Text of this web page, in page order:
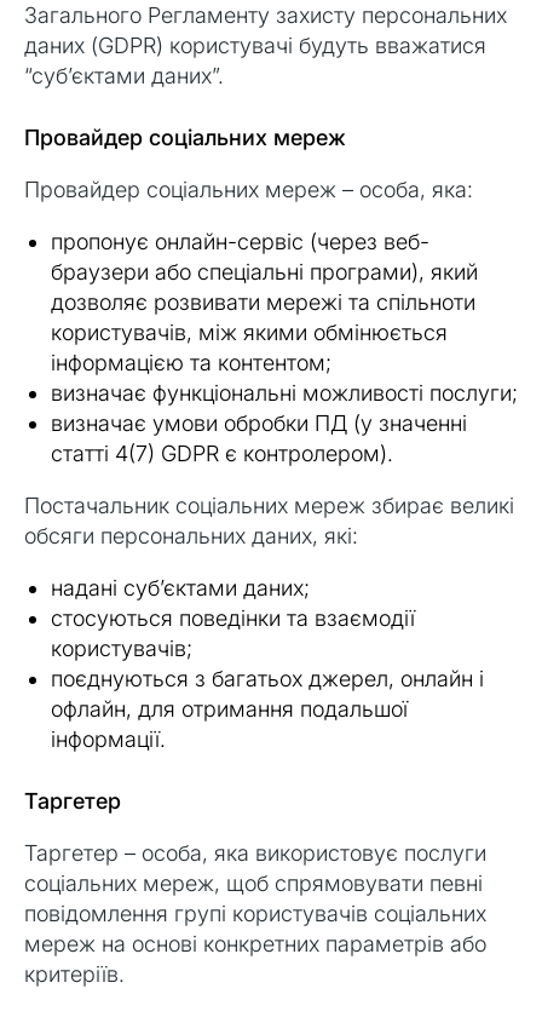
Загального Регламенту захисту персональних
даних (GDPR) користувачі будуть вважатися
“суб’єктами даних”.
Провайдер соціальних мереж
Провайдер соціальних мереж – особа, яка:
пропонує онлайн-сервіс (через веб-
браузери або спеціальні програми), який
дозволяє розвивати мережі та спільноти
користувачів, між якими обмінюється
інформацією та контентом;
визначає функціональні можливості послуги;
визначає умови обробки ПД (у значенні
статті 4(7) GDPR є контролером).
Постачальник соціальних мереж збирає великі
обсяги персональних даних, які:
надані субʼєктами даних;
стосуються поведінки та взаємодії
користувачів;
поєднуються з багатьох джерел, онлайн і
офлайн, для отримання подальшої
інформації.
Таргетер
Таргетер – особа, яка використовує послуги
соціальних мереж, щоб спрямовувати певні
повідомлення групі користувачів соціальних
мереж на основі конкретних параметрів або
критеріїв.